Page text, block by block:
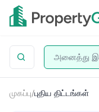
அனைத்து
முகப்பு/புதிய திட்டங்கள்